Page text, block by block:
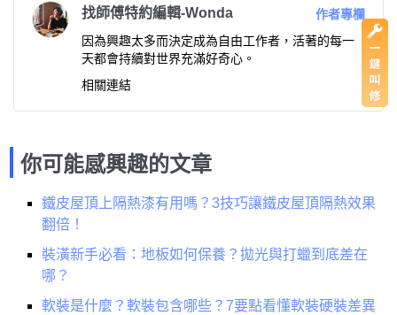
找師傅特約編輯-Wonda
作者專欄
因為興趣太多而決定成為自由工作者，活著的每一
天都會持續對世界充滿好奇心。
相關連結
你可能感興趣的文章
鐵皮屋頂上隔熱漆有用嗎？3技巧讓鐵皮屋頂隔熱效果
翻倍！
裝潢新手必看：地板如何保養？拋光與打蠟到底差在
哪？
軟裝是什麼？軟裝包含哪些？7要點看懂軟裝硬裝差異